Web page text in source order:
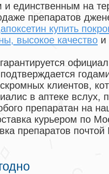
единственным на
препаратов
купить
высокое качество и
клиентов,
в аптеке вслух,
препаратан на
курьером по
препаратов